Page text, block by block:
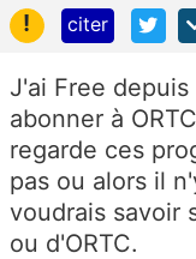
!
citer
J'ai Free
abonner à
regarde ces
pas ou alors il
voudrais savoir
ou d'ORTC.